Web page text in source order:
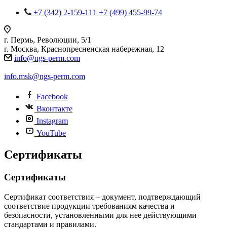
+7 (342) 2-159-111 +7 (499) 455-99-74
г. Пермь, Революции, 5/1
г. Москва, Краснопресненская набережная, 12
info@ngs-perm.com
info.msk@ngs-perm.com
Facebook
Вконтакте
Instagram
YouTube
Сертификаты
Сертификаты
Сертификат соответствия – документ, подтверждающий
соответствие продукции требованиям качества и
безопасности, установленными для нее действующими
стандартами и правилами.